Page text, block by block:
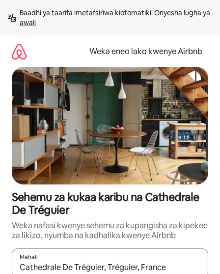
kwenda
kwenye
Baadhi ya taarifa imetafsiriwa kiotomatiki. Onyesha lugha ya
awali
Weka eneo lako kwenye Airbnb
Sehemu za kukaa karibu na Cathedrale
De Tréguier
Weka nafasi kwenye sehemu za kupangisha za kipekee
za likizo, nyumba na kadhalika kwenye Airbnb
Mahali
Wakati matokeo yanapatikana, vinjari kwa kutumia vitufe vya